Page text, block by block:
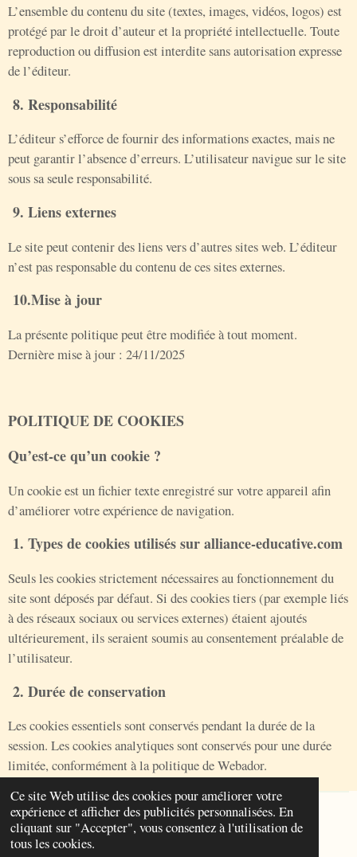
Ce site Web utilise des cookies pour améliorer votre
expérience et afficher des publicités personnalisées. En
cliquant sur "Accepter", vous consentez à l'utilisation de
tous les cookies.
L’ensemble du contenu du site (textes, images, vidéos, logos) est
protégé par le droit d’auteur et la propriété intellectuelle. Toute
reproduction ou diffusion est interdite sans autorisation expresse
de l’éditeur.
8. Responsabilité
L’éditeur s’efforce de fournir des informations exactes, mais ne
peut garantir l’absence d’erreurs. L’utilisateur navigue sur le site
sous sa seule responsabilité.
9. Liens externes
Le site peut contenir des liens vers d’autres sites web. L’éditeur
n’est pas responsable du contenu de ces sites externes.
10.Mise à jour
La présente politique peut être modifiée à tout moment.
Dernière mise à jour : 24/11/2025
POLITIQUE DE COOKIES
Qu’est-ce qu’un cookie ?
Un cookie est un fichier texte enregistré sur votre appareil afin
d’améliorer votre expérience de navigation.
1. Types de cookies utilisés sur alliance-educative.com
Seuls les cookies strictement nécessaires au fonctionnement du
site sont déposés par défaut. Si des cookies tiers (par exemple liés
à des réseaux sociaux ou services externes) étaient ajoutés
ultérieurement, ils seraient soumis au consentement préalable de
l’utilisateur.
2. Durée de conservation
Les cookies essentiels sont conservés pendant la durée de la
session. Les cookies analytiques sont conservés pour une durée
limitée, conformément à la politique de Webador.
Siret99216340200017
Siret 99216461600011